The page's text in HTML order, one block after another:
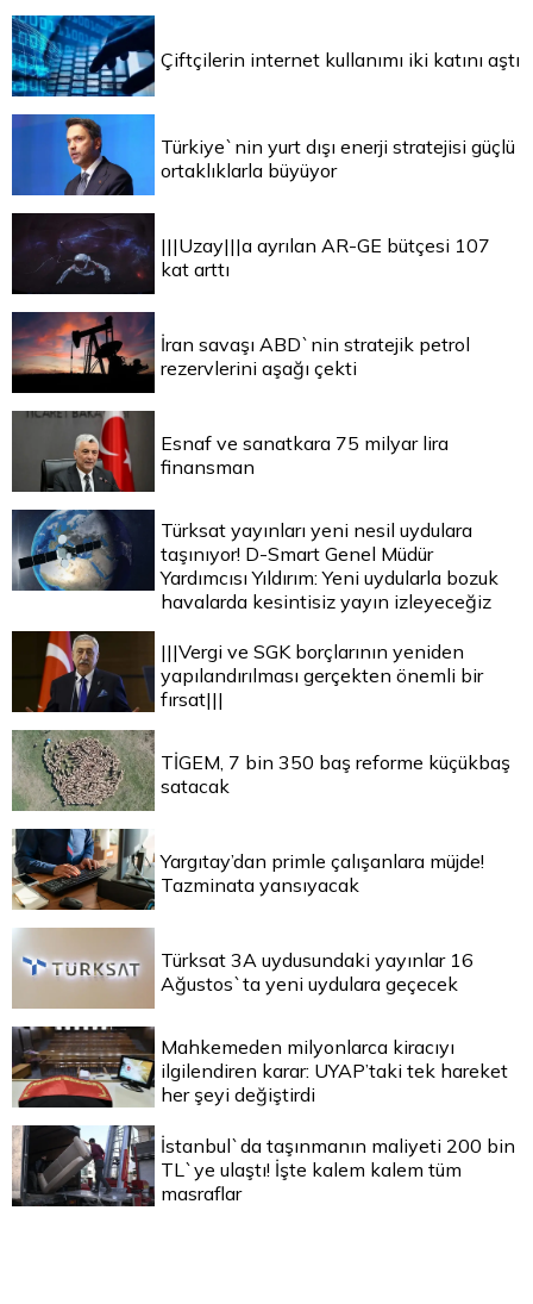
Çiftçilerin internet kullanımı iki katını aştı
Türkiye`nin yurt dışı enerji stratejisi güçlü
ortaklıklarla büyüyor
|||Uzay|||a ayrılan AR-GE bütçesi 107
kat arttı
İran savaşı ABD`nin stratejik petrol
rezervlerini aşağı çekti
Esnaf ve sanatkara 75 milyar lira
finansman
Türksat yayınları yeni nesil uydulara
taşınıyor! D-Smart Genel Müdür
Yardımcısı Yıldırım: Yeni uydularla bozuk
havalarda kesintisiz yayın izleyeceğiz
|||Vergi ve SGK borçlarının yeniden
yapılandırılması gerçekten önemli bir
fırsat|||
TİGEM, 7 bin 350 baş reforme küçükbaş
satacak
Yargıtay’dan primle çalışanlara müjde!
Tazminata yansıyacak
Türksat 3A uydusundaki yayınlar 16
Ağustos`ta yeni uydulara geçecek
Mahkemeden milyonlarca kiracıyı
ilgilendiren karar: UYAP’taki tek hareket
her şeyi değiştirdi
İstanbul`da taşınmanın maliyeti 200 bin
TL`ye ulaştı! İşte kalem kalem tüm
masraflar